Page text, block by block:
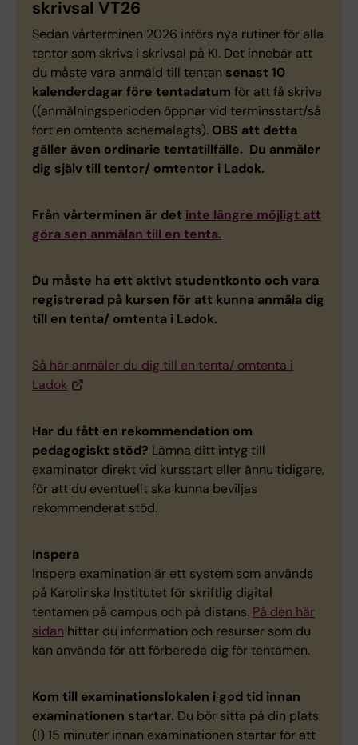
skrivsal VT26
Sedan vårterminen 2026 införs nya rutiner för alla
tentor som skrivs i skrivsal på KI. Det innebär att
du måste vara anmäld till tentan senast 10
kalenderdagar före tentadatum för att få skriva
((anmälningsperioden öppnar vid terminsstart/så
fort en omtenta schemalagts). OBS att detta
gäller även ordinarie tentatillfälle. Du anmäler
dig själv till tentor/ omtentor i Ladok.
Från vårterminen är det inte längre möjligt att
göra sen anmälan till en tenta.
Du måste ha ett aktivt studentkonto och vara
registrerad på kursen för att kunna anmäla dig
till en tenta/ omtenta i Ladok.
Så här anmäler du dig till en tenta/ omtenta i
Ladok
Har du fått en rekommendation om
pedagogiskt stöd? Lämna ditt intyg till
examinator direkt vid kursstart eller ännu tidigare,
för att du eventuellt ska kunna beviljas
rekommenderat stöd.
Inspera
Inspera examination är ett system som används
på Karolinska Institutet för skriftlig digital
tentamen på campus och på distans. På den här
sidan hittar du information och resurser som du
kan använda för att förbereda dig för tentamen.
Kom till examinationslokalen i god tid innan
examinationen startar. Du bör sitta på din plats
(!) 15 minuter innan examinationen startar för att